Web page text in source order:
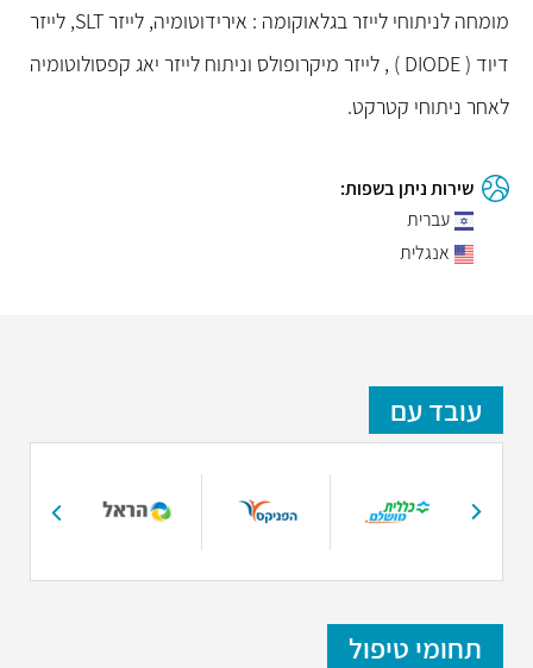
מומחה לניתוחי לייזר בגלאוקומה : אירידוטומיה, לייזר SLT, לייזר
דיוד ( DIODE ) , לייזר מיקרופולס וניתוח לייזר יאג קפסולוטומיה
לאחר ניתוחי קטרקט.
שירות ניתן בשפות:
עברית
אנגלית
עובד עם
תחומי טיפול